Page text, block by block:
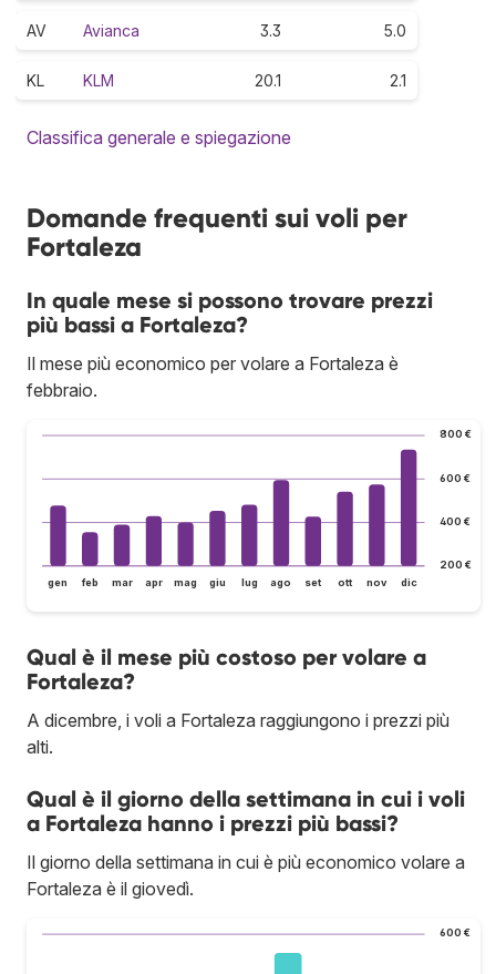
AV Avianca 3.3 5.0
KL KLM 20.1 2.1
Classifica generale e spiegazione
Domande frequenti sui voli per
Fortaleza
In quale mese si possono trovare prezzi
più bassi a Fortaleza?
Il mese più economico per volare a Fortaleza è
febbraio.
200 €
400 €
600 €
800 €
gen feb mar apr mag giu lug ago set ott nov dic
Qual è il mese più costoso per volare a
Fortaleza?
A dicembre, i voli a Fortaleza raggiungono i prezzi più
alti.
Qual è il giorno della settimana in cui i voli
a Fortaleza hanno i prezzi più bassi?
Il giorno della settimana in cui è più economico volare a
Fortaleza è il giovedì.
600 €